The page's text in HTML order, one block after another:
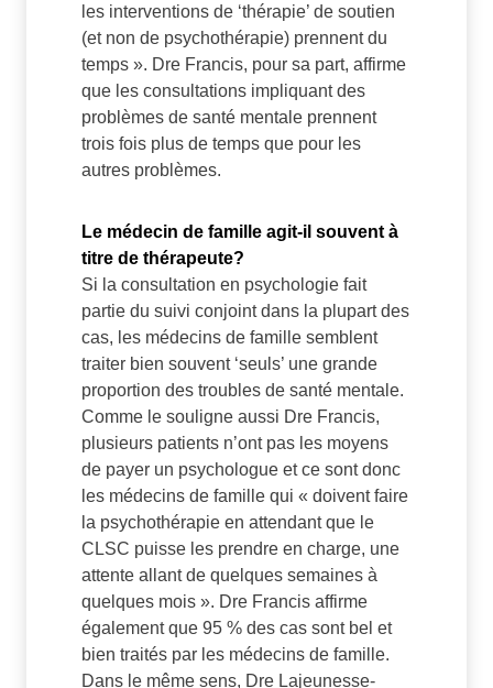
les interventions de ‘thérapie’ de soutien
(et non de psychothérapie) prennent du
temps ». Dre Francis, pour sa part, affirme
que les consultations impliquant des
problèmes de santé mentale prennent
trois fois plus de temps que pour les
autres problèmes.
Le médecin de famille agit-il souvent à
titre de thérapeute?
Si la consultation en psychologie fait
partie du suivi conjoint dans la plupart des
cas, les médecins de famille semblent
traiter bien souvent ‘seuls’ une grande
proportion des troubles de santé mentale.
Comme le souligne aussi Dre Francis,
plusieurs patients n’ont pas les moyens
de payer un psychologue et ce sont donc
les médecins de famille qui « doivent faire
la psychothérapie en attendant que le
CLSC puisse les prendre en charge, une
attente allant de quelques semaines à
quelques mois ». Dre Francis affirme
également que 95 % des cas sont bel et
bien traités par les médecins de famille.
Dans le même sens, Dre Lajeunesse-